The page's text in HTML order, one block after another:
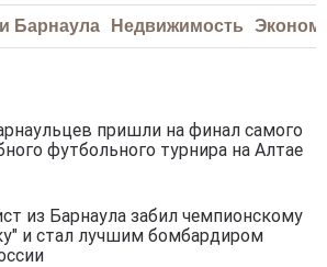
Барнаула Недвижимость
пришли на финал самого
футбольного турнира на Алтае
из Барнаула забил чемпионскому
и стал лучшим бомбардиром